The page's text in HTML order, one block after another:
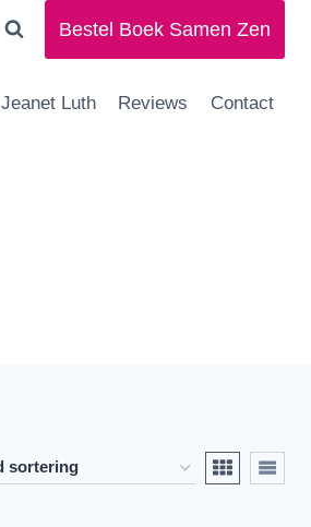
Bestel Boek Samen Zen
Jeanet Luth Reviews Contact